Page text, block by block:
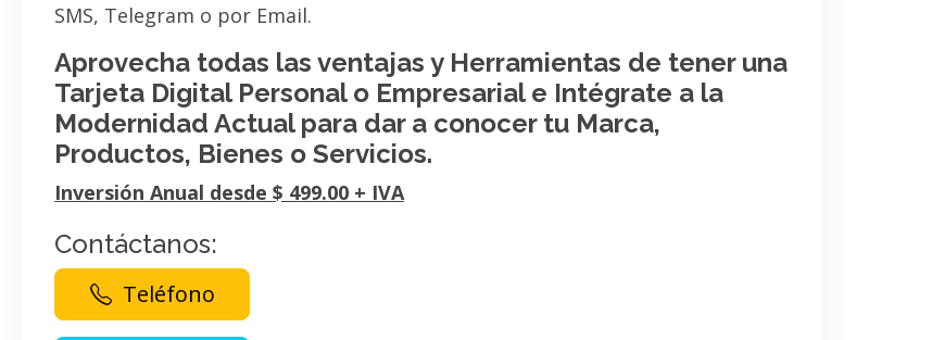
SMS, Telegram o por Email.
Aprovecha todas las ventajas y Herramientas de tener una
Tarjeta Digital Personal o Empresarial e Intégrate a la
Modernidad Actual para dar a conocer tu Marca,
Productos, Bienes o Servicios.
Inversión Anual desde $ 499.00 + IVA
Contáctanos:
Teléfono